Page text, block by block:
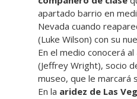
apartado barrio en
Nevada cuando
(Luke Wilson) con su
En el medio conocerá al
(Jeffrey Wright), socio
museo, que le marcará
En la aridez de Las